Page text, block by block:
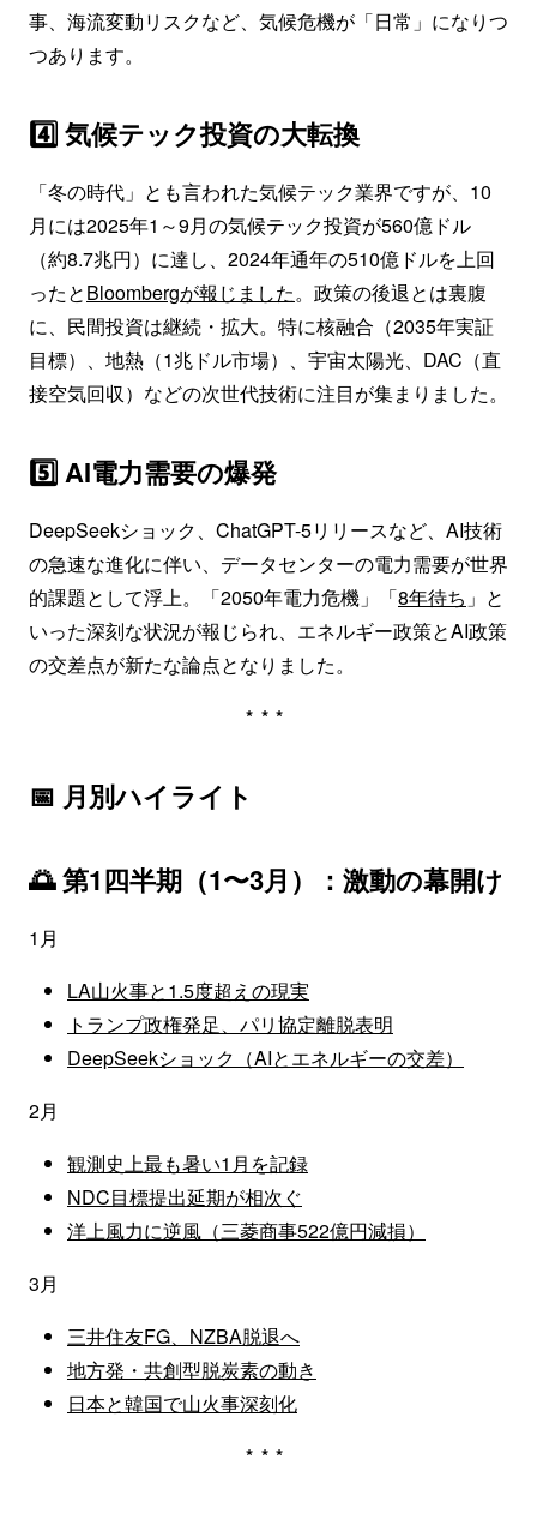
事、海流変動リスクなど、気候危機が「日常」になりつ
つあります。
4️⃣ 気候テック投資の大転換
「冬の時代」とも言われた気候テック業界ですが、10
月には2025年1～9月の気候テック投資が560億ドル
（約8.7兆円）に達し、2024年通年の510億ドルを上回
ったとBloombergが報じました。政策の後退とは裏腹
に、民間投資は継続・拡大。特に核融合（2035年実証
目標）、地熱（1兆ドル市場）、宇宙太陽光、DAC（直
接空気回収）などの次世代技術に注目が集まりました。
5️⃣ AI電力需要の爆発
DeepSeekショック、ChatGPT-5リリースなど、AI技術
の急速な進化に伴い、データセンターの電力需要が世界
的課題として浮上。「2050年電力危機」「8年待ち 」と
いった深刻な状況が報じられ、エネルギー政策とAI政策
の交差点が新たな論点となりました。
***
📅 月別ハイライト
🌅 第1四半期（1〜3月）：激動の幕開け
1月
LA山火事と1.5度超えの現実
トランプ政権発足、パリ協定離脱表明
DeepSeekショック（AIとエネルギーの交差）
2月
観測史上最も暑い1月を記録
NDC目標提出延期が相次ぐ
洋上風力に逆風（三菱商事522億円減損）
3月
三井住友FG、NZBA脱退へ
地方発・共創型脱炭素の動き
日本と韓国で山火事深刻化
***